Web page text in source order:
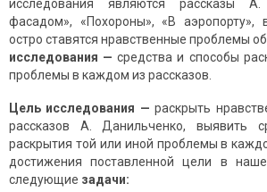
исследования являются рассказы
фасадом», «Похороны», «В аэропорту»,
остро ставятся нравственные проблемы
исследования — средства и способы
проблемы в каждом из рассказов.
Цель исследования — раскрыть
рассказов А. Данильченко, выявить
раскрытия той или иной проблемы в
достижения поставленной цели в
следующие задачи: